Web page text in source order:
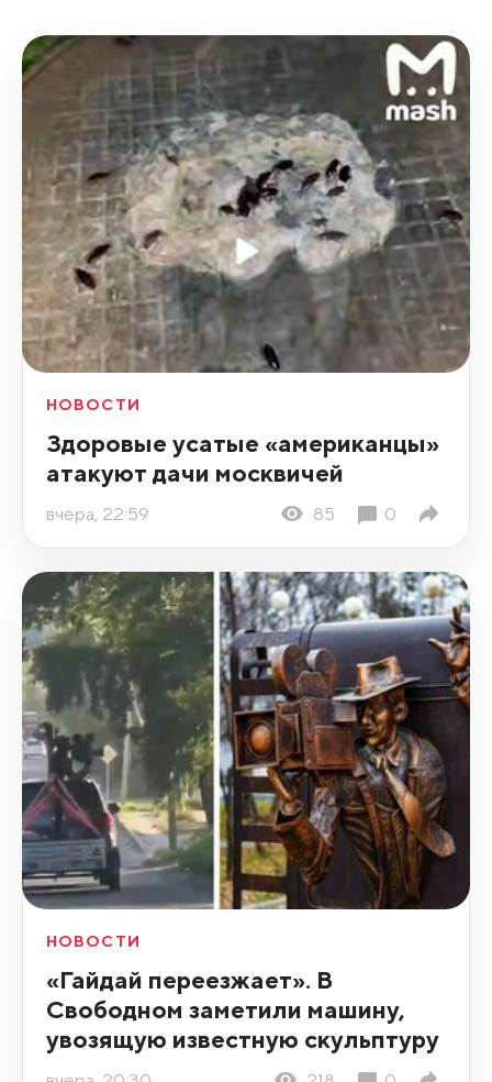
НОВОСТИ
Здоровые усатые «американцы»
атакуют дачи москвичей
вчера, 22:59 85 0
НОВОСТИ
«Гайдай переезжает». В
Свободном заметили машину,
увозящую известную скульптуру